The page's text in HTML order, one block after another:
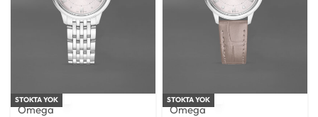
STOKTA YOK
Omega
STOKTA YOK
Omega